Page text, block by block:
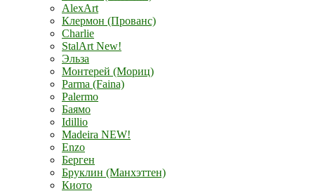
AlexArt
Клермон (Прованс)
Charlie
StalArt New!
Эльза
Монтерей (Мориц)
Parma (Faina)
Palermo
Баямо
Idillio
Madeira NEW!
Enzo
Берген
Бруклин (Манхэттен)
Киото